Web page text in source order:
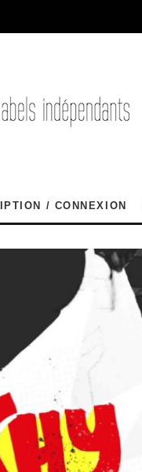
/ CONNEXION